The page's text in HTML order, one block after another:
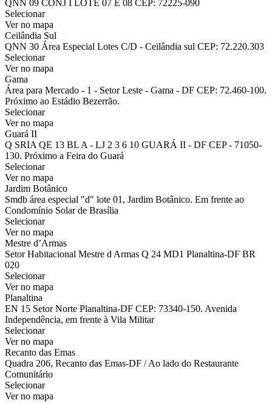
QNN 09 CONJ I LOTE 07 E 08 CEP: 72225-090
Selecionar
Ver no mapa
Ceilândia Sul
QNN 30 Área Especial Lotes C/D - Ceilândia sul CEP: 72.220.303
Selecionar
Ver no mapa
Gama
Área para Mercado - 1 - Setor Leste - Gama - DF CEP: 72.460-100.
Próximo ao Estádio Bezerrão.
Selecionar
Ver no mapa
Guará II
Q SRIA QE 13 BL A - LJ 2 3 6 10 GUARÁ II - DF CEP - 71050-
130. Próximo a Feira do Guará
Selecionar
Ver no mapa
Jardim Botânico
Smdb área especial "d" lote 01, Jardim Botânico. Em frente ao
Condomínio Solar de Brasília
Selecionar
Ver no mapa
Mestre d’Armas
Setor Habitacional Mestre d Armas Q 24 MD1 Planaltina-DF BR
020
Selecionar
Ver no mapa
Planaltina
EN 15 Setor Norte Planaltina-DF CEP: 73340-150. Avenida
Independência, em frente à Vila Militar
Selecionar
Ver no mapa
Recanto das Emas
Quadra 206, Recanto das Emas-DF / Ao lado do Restaurante
Comunitário
Selecionar
Ver no mapa